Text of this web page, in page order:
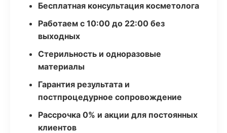
Бесплатная консультация косметолога
Работаем с 10:00 до 22:00 без
выходных
Стерильность и одноразовые
материалы
Гарантия результата и
постпроцедурное сопровождение
Рассрочка 0% и акции для постоянных
клиентов